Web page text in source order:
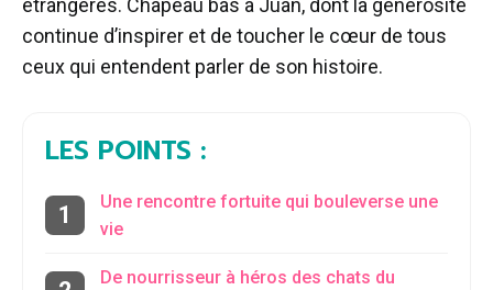
étrangères. Chapeau bas à Juan, dont la générosité
continue d’inspirer et de toucher le cœur de tous
ceux qui entendent parler de son histoire.
LES POINTS :
Une rencontre fortuite qui bouleverse une
vie
De nourrisseur à héros des chats du